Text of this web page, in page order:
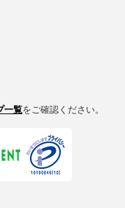
一覧をご確認ください。